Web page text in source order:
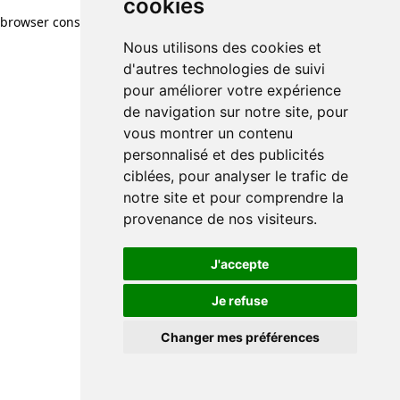
cookies
Nous utilisons des cookies et
d'autres technologies de suivi
pour améliorer votre expérience
de navigation sur notre site, pour
vous montrer un contenu
personnalisé et des publicités
ciblées, pour analyser le trafic de
notre site et pour comprendre la
provenance de nos visiteurs.
J'accepte
Je refuse
Changer mes préférences
browser console for more information)